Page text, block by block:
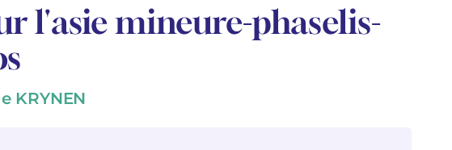
l'asie mineure-phaselis-
KRYNEN